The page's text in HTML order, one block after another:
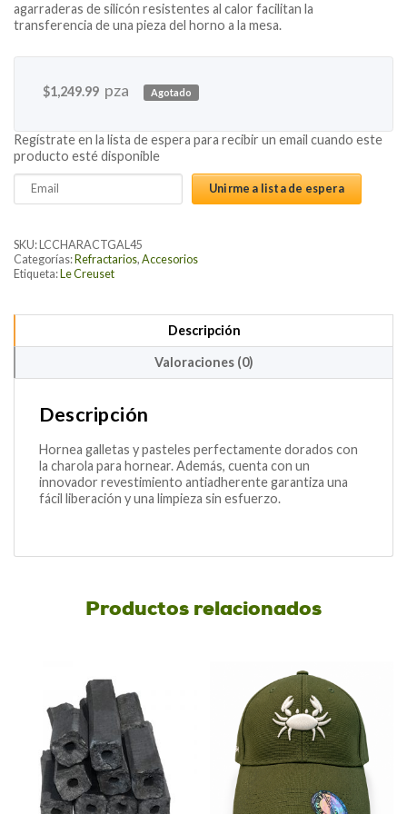
agarraderas de silicón resistentes al calor facilitan la
transferencia de una pieza del horno a la mesa.
$1,249.99 pza Agotado
Regístrate en la lista de espera para recibir un email cuando este
producto esté disponible
Enter
your
address
to
join
waitlist
product
Unirme a lista de espera
SKU:LCCHARACTGAL45
Categorías:Refractarios, Accesorios
Etiqueta:Le Creuset
Descripción
Valoraciones (0)
Descripción
Hornea galletas y pasteles perfectamente dorados con
la charola para hornear. Además, cuenta con un
innovador revestimiento antiadherente garantiza una
fácil liberación y una limpieza sin esfuerzo.
Productos relacionados